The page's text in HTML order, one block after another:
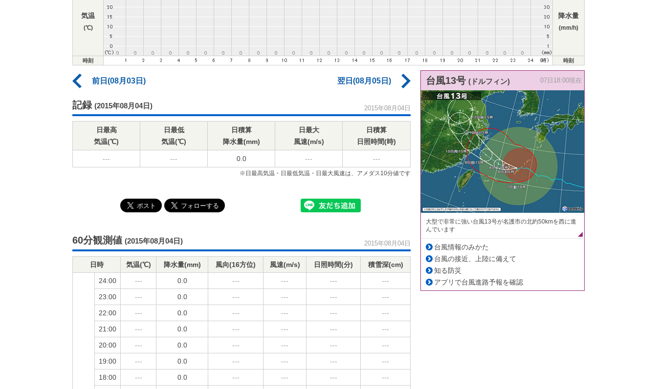
気温
(℃)
降水量
(mm/h)
時刻 時刻
前日(08月03日) 翌日(08月05日)
記録 (2015年08月04日) 2015年08月04日
日最高
気温(℃)
日最低
気温(℃)
日積算
降水量(mm)
日最大
風速(m/s)
日積算
日照時間(時)
--- --- 0.0 --- ---
※日最高気温・日最低気温・日最大風速は、アメダス10分値です
60分観測値 (2015年08月04日) 2015年08月04日
日時 気温(℃) 降水量(mm) 風向(16方位) 風速(m/s) 日照時間(分) 積雪深(cm)
24:00 --- 0.0 --- --- --- ---
23:00 --- 0.0 --- --- --- ---
22:00 --- 0.0 --- --- --- ---
21:00 --- 0.0 --- --- --- ---
20:00 --- 0.0 --- --- --- ---
19:00 --- 0.0 --- --- --- ---
18:00 --- 0.0 --- --- --- ---
台風13号 (ドルフィン) 07日18:00現在
大型で非常に強い台風13号が名護市の北約50kmを西に進
んでいます
台風情報のみかた
台風の接近、上陸に備えて
知る防災
アプリで台風進路予報を確認